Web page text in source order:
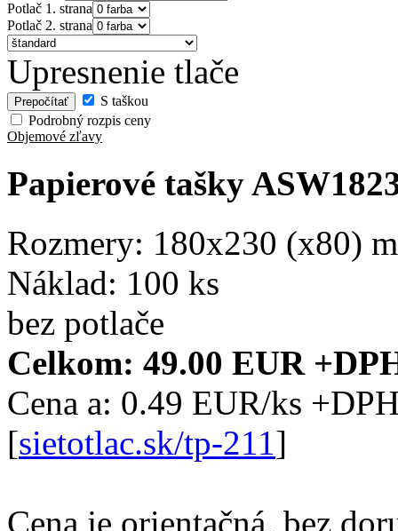
Potlač 1. strana
Potlač 2. strana
Upresnenie tlače
S taškou
Podrobný rozpis ceny
Objemové zľavy
Papierové tašky
Rozmery: 180x230 (x80)
Náklad: 100 ks
bez potlače
Celkom: 49.00 EUR
Cena a: 0.49 EUR/ks
[sietotlac.sk/tp-211 ]
Cena je orientačná, bez